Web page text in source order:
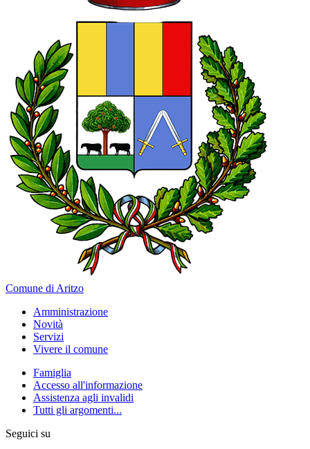
Comune di Aritzo
Amministrazione
Novità
Servizi
Vivere il comune
Famiglia
Accesso all'informazione
Assistenza agli invalidi
Tutti gli argomenti...
Seguici su